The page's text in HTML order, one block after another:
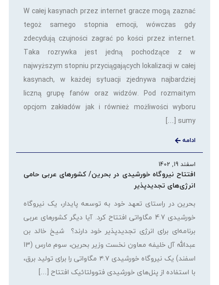
W całej kasynach przez internet gracze mogą zaznać
tegoż samego stopnia emocji, wówczas gdy
zdecydują czujności zagrać po kości przez internet.
Taka rozrywka jest jedną pochodzące z w
najwyższym stopniu przyciągających lokalizacji w całej
kasynach, w każdej sytuacji zjednywa najbardziej
liczną grupę fanów oraz widzów. Pod rozmaitym
opcjom zakładów jak i również możliwości wyboru
sumy […]
ادامه
اسفند 19, 1402
افتتاح نیروگاه خورشیدی در بحرین/ کشورهای عربی حامی
انرژی‌های تجدیدپذیر
بحرین در راستای تعهد خود به توسعه پایدار، یک نیروگاه
خورشیدی 4.7 مگاواتی افتتاح کرد. آیا دیگر کشورهای عربی
برنامه‌ای برای انرژی تجدیدپذیر خود دارند؟ شیخ خالد بن
عبدالله آل خلیفه معاون نخست وزیر بحرین، سوم مارس (13
اسفند) یک نیروگاه خورشیدی ۴.۷ مگاواتی را برای تولید برق،
با استفاده از پنل‌های خورشیدی فتوولتائیک افتتاح […]